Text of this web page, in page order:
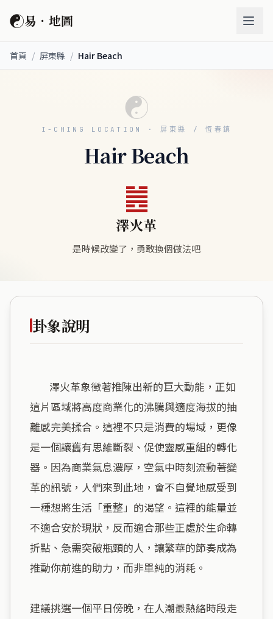
☯易．地圖
首頁 / 屏東縣 / Hair Beach
☯
I-CHING LOCATION · 屏東縣 / 恆春鎮
Hair Beach
䷰
澤火革
是時候改變了，勇敢換個做法吧
卦象說明
這片區域將高度商業化的沸騰與適度海拔的抽
離感完美揉合。這裡不只是消費的場域，更像
是一個讓舊有思維斷裂、促使靈感重組的轉化
器。因為商業氣息濃厚，空氣中時刻流動著變
革的訊號，人們來到此地，會不自覺地感受到
一種想將生活「重整」的渴望。這裡的能量並
不適合安於現狀，反而適合那些正處於生命轉
折點、急需突破瓶頸的人，讓繁華的節奏成為
推動你前進的助力，而非單純的消耗。
建議挑選一個平日傍晚，在人潮最熱絡時段走